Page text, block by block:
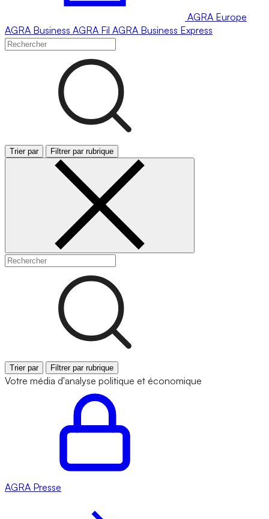
AGRA Europe
AGRA Business AGRA Fil AGRA Business Express
Trier par Filtrer par rubrique
Trier par Filtrer par rubrique
Votre média d'analyse politique et économique
AGRA Presse